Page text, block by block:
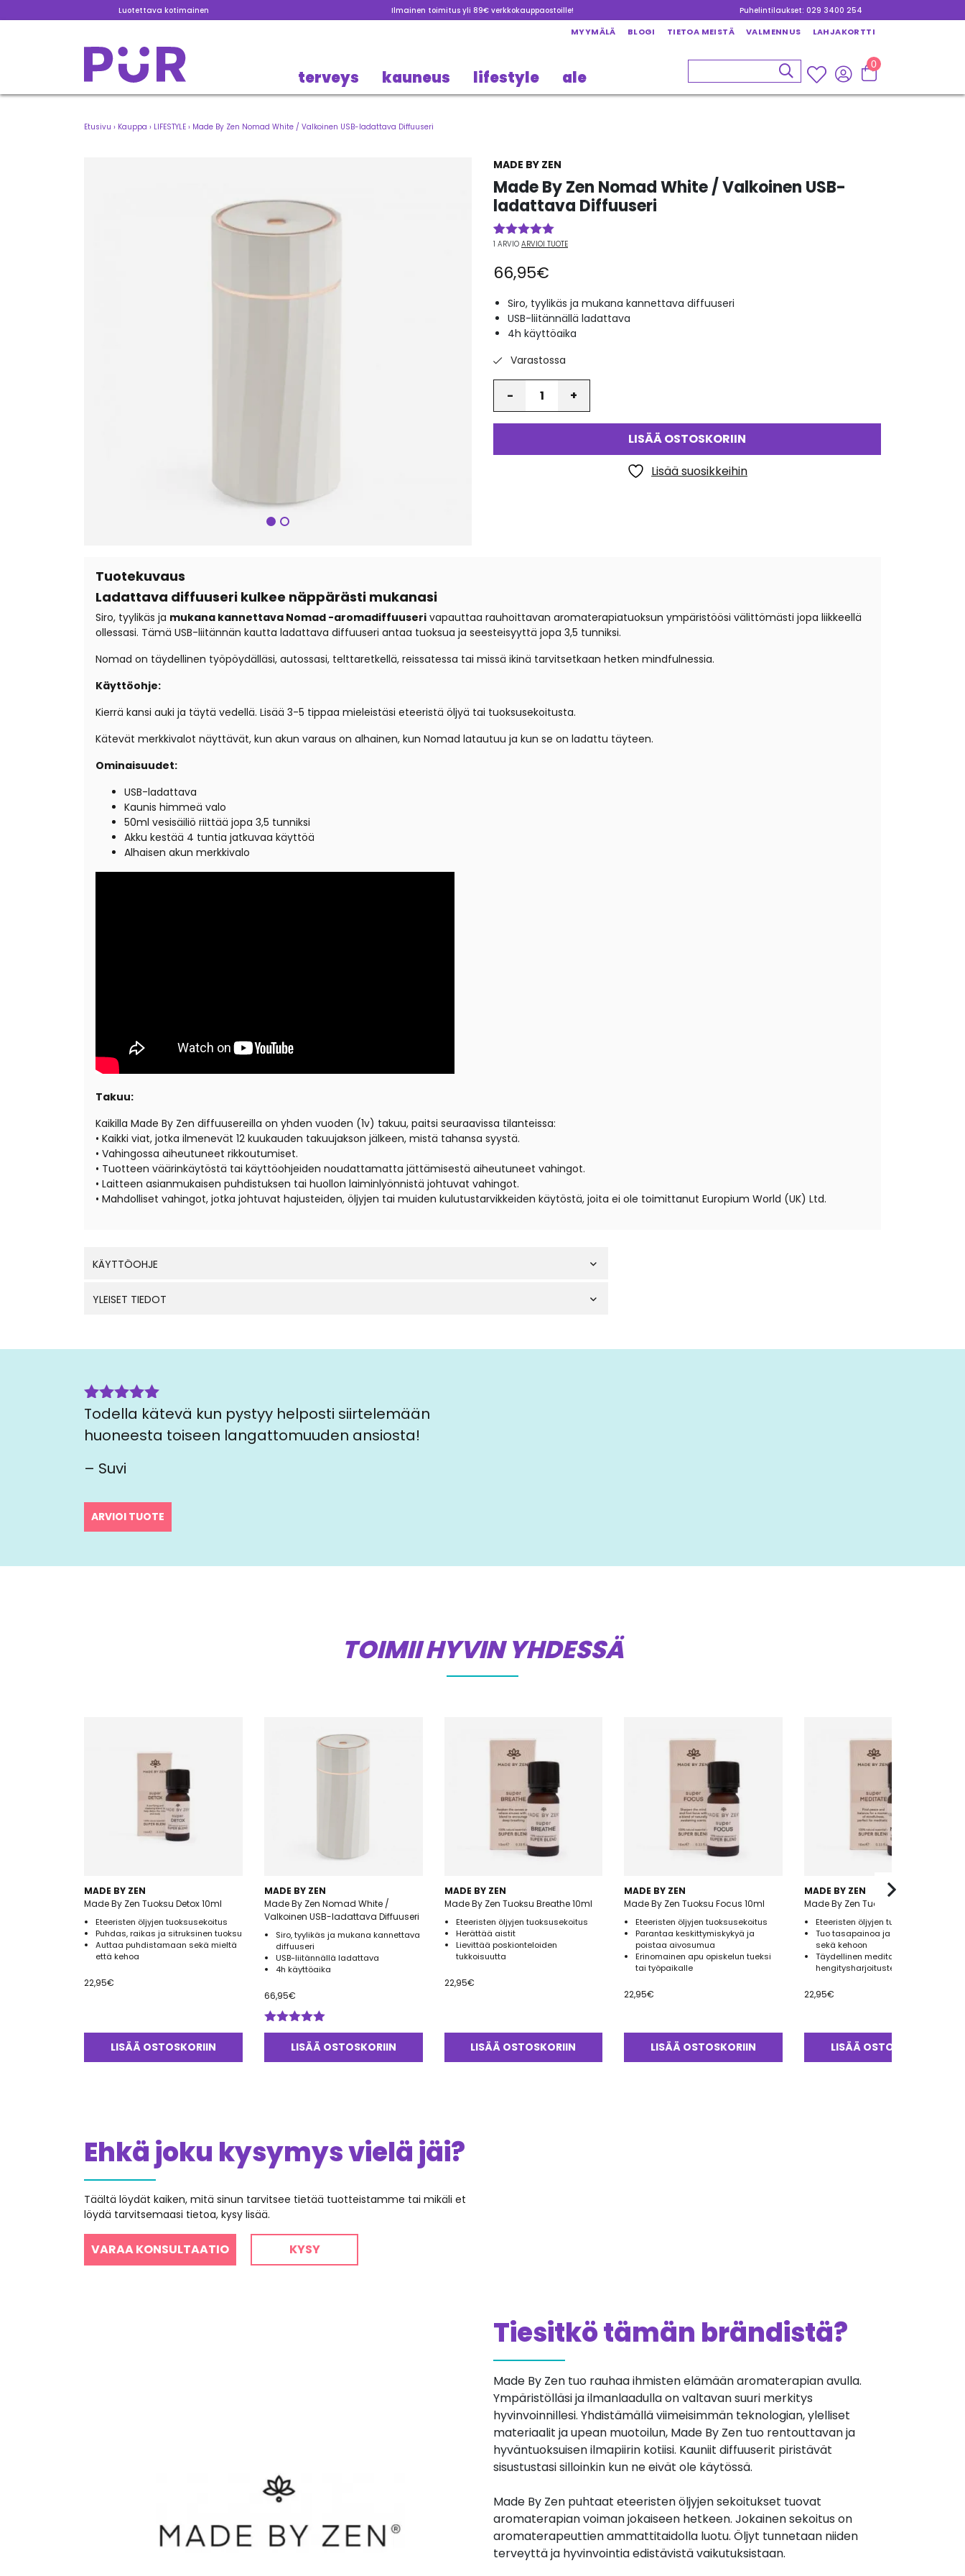
Luotettava kotimainen Ilmainen toimitus yli 89€ verkkokauppaostoille! Puhelintilaukset: 029 3400 254
MYYMÄLÄ BLOGI TIETOA MEISTÄ VALMENNUS LAHJAKORTTI
terveys kauneus lifestyle ale
0
Etusivu › Kauppa › LIFESTYLE › Made By Zen Nomad White / Valkoinen USB-ladattava Diffuuseri
MADE BY ZEN
Made By Zen Nomad White / Valkoinen USB-
ladattava Diffuuseri
Arvio5.00
perustuen
1
asiakkaan
1 ARVIO ARVIOI TUOTE
66,95€
Siro, tyylikäs ja mukana kannettava diffuuseri
USB-liitännällä ladattava
4h käyttöaika
Varastossa
LISÄÄ OSTOSKORIIN
Lisää suosikkeihin
Tuotekuvaus
Ladattava diffuuseri kulkee näppärästi mukanasi
Siro, tyylikäs ja mukana kannettava Nomad -aromadiffuuseri vapauttaa rauhoittavan aromaterapiatuoksun ympäristöösi välittömästi jopa liikkeellä
ollessasi. Tämä USB-liitännän kautta ladattava diffuuseri antaa tuoksua ja seesteisyyttä jopa 3,5 tunniksi.
Nomad on täydellinen työpöydälläsi, autossasi, telttaretkellä, reissatessa tai missä ikinä tarvitsetkaan hetken mindfulnessia.
Käyttöohje:
Kierrä kansi auki ja täytä vedellä. Lisää 3-5 tippaa mieleistäsi eteeristä öljyä tai tuoksusekoitusta.
Kätevät merkkivalot näyttävät, kun akun varaus on alhainen, kun Nomad latautuu ja kun se on ladattu täyteen.
Ominaisuudet:
USB-ladattava
Kaunis himmeä valo
50ml vesisäiliö riittää jopa 3,5 tunniksi
Akku kestää 4 tuntia jatkuvaa käyttöä
Alhaisen akun merkkivalo
Takuu:
Kaikilla Made By Zen diffuusereilla on yhden vuoden (1v) takuu, paitsi seuraavissa tilanteissa:
• Kaikki viat, jotka ilmenevät 12 kuukauden takuujakson jälkeen, mistä tahansa syystä.
• Vahingossa aiheutuneet rikkoutumiset.
• Tuotteen väärinkäytöstä tai käyttöohjeiden noudattamatta jättämisestä aiheutuneet vahingot.
• Laitteen asianmukaisen puhdistuksen tai huollon laiminlyönnistä johtuvat vahingot.
• Mahdolliset vahingot, jotka johtuvat hajusteiden, öljyjen tai muiden kulutustarvikkeiden käytöstä, joita ei ole toimittanut Europium World (UK) Ltd.
KÄYTTÖOHJE
YLEISET TIEDOT
Arvostelu
tuotteesta:
5 / 5
Todella kätevä kun pystyy helposti siirtelemään
huoneesta toiseen langattomuuden ansiosta!
– Suvi
ARVIOI TUOTE
TOIMII HYVIN YHDESSÄ
MADE BY ZEN
Made By Zen Tuoksu Detox 10ml
Eteeristen öljyjen tuoksusekoitus
Puhdas, raikas ja sitruksinen tuoksu
Auttaa puhdistamaan sekä mieltä
että kehoa
22,95€
LISÄÄ OSTOSKORIIN
MADE BY ZEN
Made By Zen Nomad White /
Valkoinen USB-ladattava Diffuuseri
Siro, tyylikäs ja mukana kannettava
diffuuseri
USB-liitännällä ladattava
4h käyttöaika
66,95€
Arvostelu
tuotteesta:
LISÄÄ OSTOSKORIIN
MADE BY ZEN
Made By Zen Tuoksu Breathe 10ml
Eteeristen öljyjen tuoksusekoitus
Herättää aistit
Lievittää poskionteloiden
tukkoisuutta
22,95€
LISÄÄ OSTOSKORIIN
MADE BY ZEN
Made By Zen Tuoksu Focus 10ml
Eteeristen öljyjen tuoksusekoitus
Parantaa keskittymiskykyä ja
poistaa aivosumua
Erinomainen apu opiskelun tueksi
tai työpaikalle
22,95€
LISÄÄ OSTOSKORIIN
MADE BY ZEN
Made By Zen Tuoksu Meditate 10ml
Eteeristen öljyjen tuoksusekoitus
Tuo tasapainoa ja rauhaa mieleen
sekä kehoon
Täydellinen meditaation ja
hengitysharjoitusten tueksi
22,95€
LISÄÄ OSTOSKORIIN
Ehkä joku kysymys vielä jäi?
Täältä löydät kaiken, mitä sinun tarvitsee tietää tuotteistamme tai mikäli et
löydä tarvitsemaasi tietoa, kysy lisää.
VARAA KONSULTAATIO KYSY
Tiesitkö tämän brändistä?
Made By Zen tuo rauhaa ihmisten elämään aromaterapian avulla.
Ympäristölläsi ja ilmanlaadulla on valtavan suuri merkitys
hyvinvoinnillesi. Yhdistämällä viimeisimmän teknologian, ylelliset
materiaalit ja upean muotoilun, Made By Zen tuo rentouttavan ja
hyväntuoksuisen ilmapiirin kotiisi. Kauniit diffuuserit piristävät
sisustustasi silloinkin kun ne eivät ole käytössä.
Made By Zen puhtaat eteeristen öljyjen sekoitukset tuovat
aromaterapian voiman jokaiseen hetkeen. Jokainen sekoitus on
aromaterapeuttien ammattitaidolla luotu. Öljyt tunnetaan niiden
terveyttä ja hyvinvointia edistävistä vaikutuksistaan.